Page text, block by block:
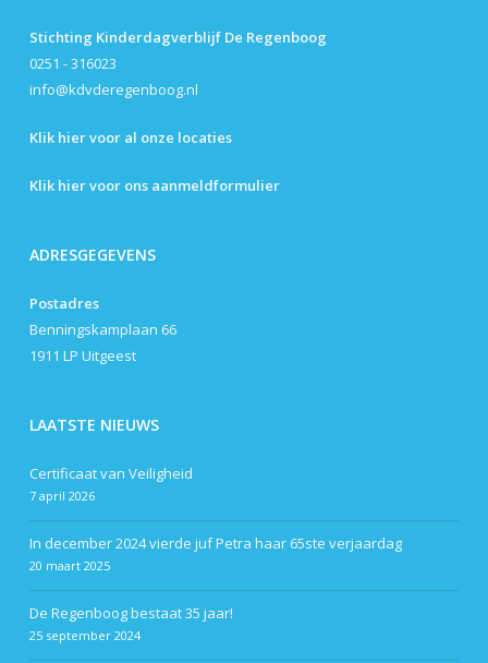
Stichting Kinderdagverblijf De Regenboog
0251 - 316023
info@kdvderegenboog.nl
Klik hier voor al onze locaties
Klik hier voor ons aanmeldformulier
ADRESGEGEVENS
Postadres
Benningskamplaan 66
1911 LP Uitgeest
LAATSTE NIEUWS
Certificaat van Veiligheid
7 april 2026
In december 2024 vierde juf Petra haar 65ste verjaardag
20 maart 2025
De Regenboog bestaat 35 jaar!
25 september 2024